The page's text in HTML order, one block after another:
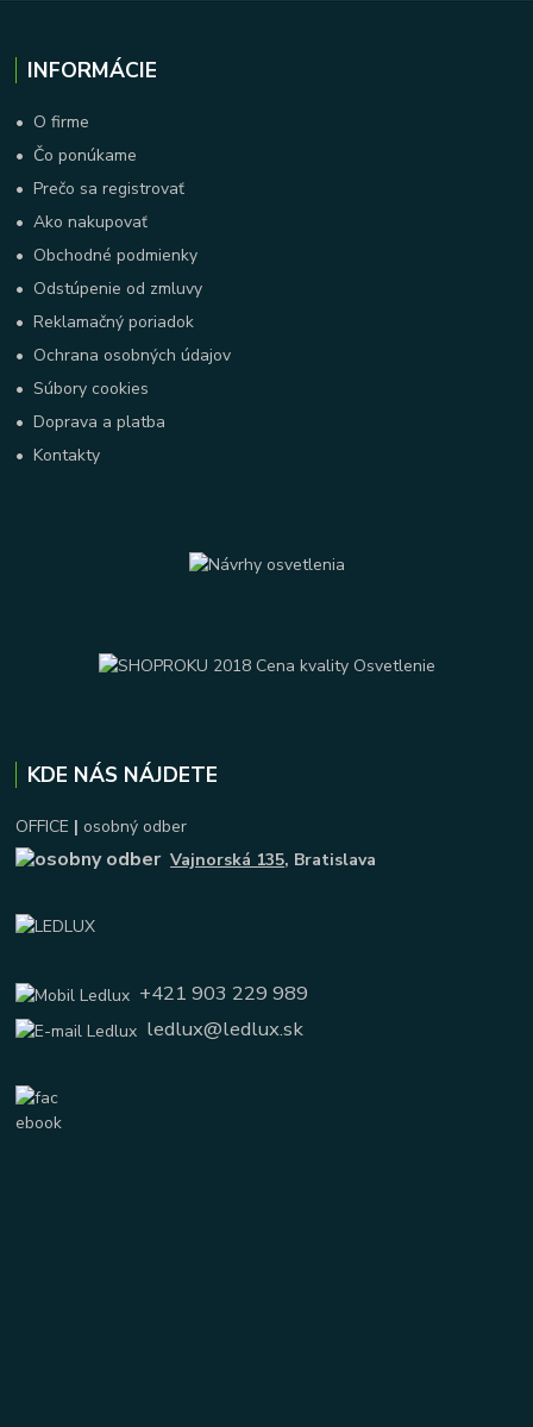
INFORMÁCIE
• O firme
• Čo ponúkame
•Prečo sa registrovať
•Ako nakupovať
• Obchodné podmienky
• Odstúpenie od zmluvy
•Reklamačný poriadok
• Ochrana osobných údajov
•Súbory cookies
•Doprava a platba
•Kontakty
KDE NÁS NÁJDETE
OFFICE | osobný odber
Vajnorská 135, Bratislava
+421 903 229 989
ledlux@ledlux.sk